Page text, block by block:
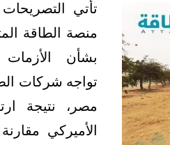
تأتي
منصة الطاقة
بشأن الأزمات
تواجه شركات
مصر، نتيجة
الأميركي